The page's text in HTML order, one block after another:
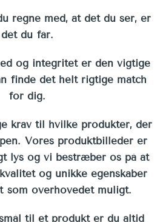
regne med, at det du ser, er
dét du får.
og integritet er den vigtige
finde det helt rigtige match
for dig.
krav til hvilke produkter, der
Vores produktbilleder er
lys og vi bestræber os på at
og unikke egenskaber
som overhovedet muligt.
til et produkt er du altid